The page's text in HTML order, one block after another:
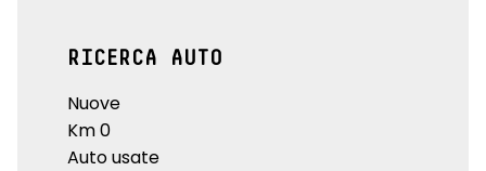
RICERCA AUTO
Nuove
Km 0
Auto usate